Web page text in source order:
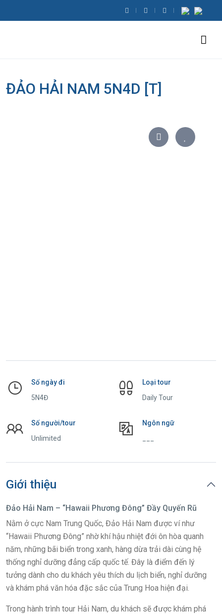
ĐẢO HẢI NAM 5N4D [T]
Số ngày đi
5N4Đ
Loại tour
Daily Tour
Số người/tour
Unlimited
Ngôn ngữ
Giới thiệu
Đảo Hải Nam – “Hawaii Phương Đông” Đầy Quyến Rũ
Nằm ở cực Nam Trung Quốc, Đảo Hải Nam được ví như
“Hawaii Phương Đông” nhờ khí hậu nhiệt đới ôn hòa quanh
năm, những bãi biển trong xanh, hàng dừa trải dài cùng hệ
thống nghỉ dưỡng đẳng cấp quốc tế. Đây là điểm đến lý
tưởng dành cho du khách yêu thích du lịch biển, nghỉ dưỡng
và khám phá văn hóa đặc sắc của Trung Hoa hiện đại.
Trong hành trình tour Hải Nam, du khách sẽ được khám phá